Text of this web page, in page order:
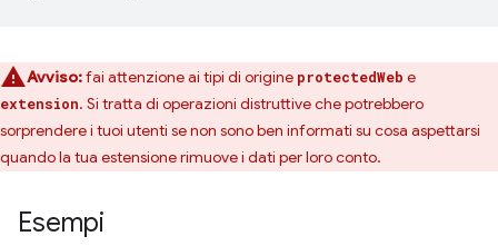
Avviso:fai attenzione ai tipi di origine protectedWeb e
extension. Si tratta di operazioni distruttive che potrebbero
sorprendere i tuoi utenti se non sono ben informati su cosa aspettarsi
quando la tua estensione rimuove i dati per loro conto.
Esempi